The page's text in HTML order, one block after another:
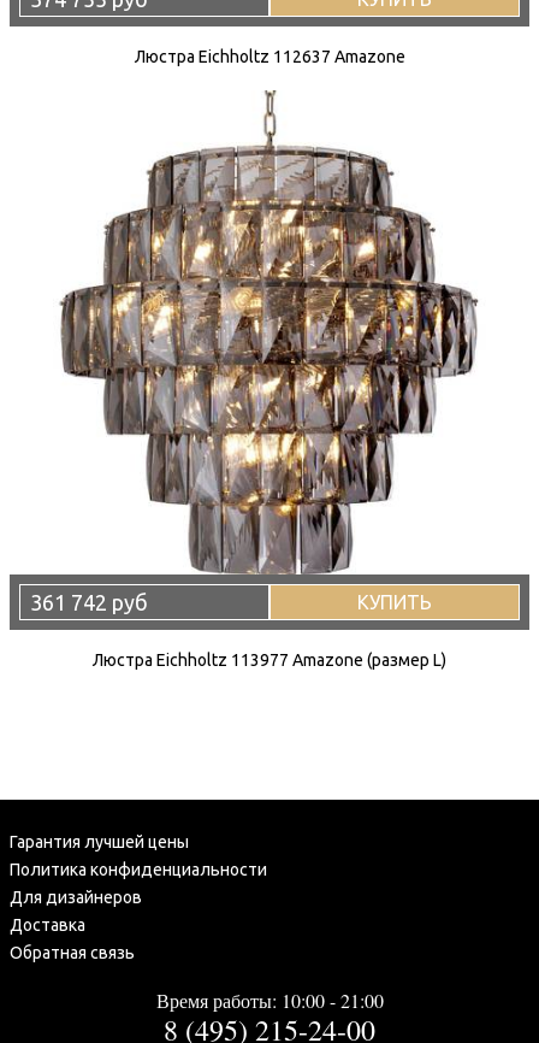
Люстра Eichholtz 112637 Amazone
361 742 руб КУПИТЬ
Люстра Eichholtz 113977 Amazone (размер L)
Гарантия лучшей цены
Политика конфиденциальности
Для дизайнеров
Доставка
Обратная связь
Время работы: 10:00 - 21:00
8 (495) 215-24-00